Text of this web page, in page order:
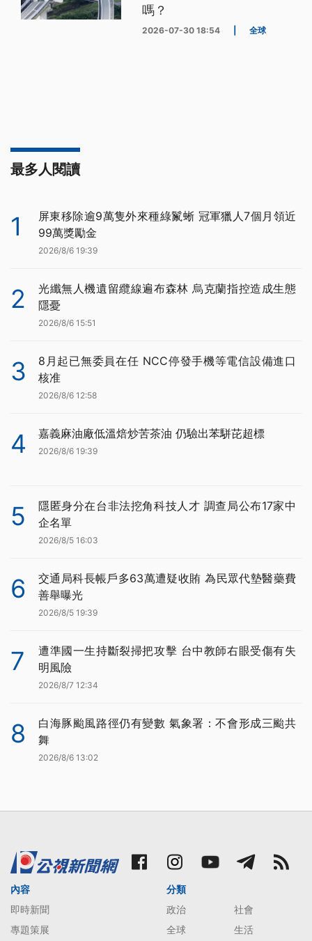
嗎？
2026-07-30 18:54 全球
最多人閱讀
1
屏東移除逾9萬隻外來種綠鬣蜥 冠軍獵人7個月領近
99萬獎勵金
2026/8/6 19:39
2
光纖無人機遺留纜線遍布森林 烏克蘭指控造成生態
隱憂
2026/8/6 15:51
3
8月起已無委員在任 NCC停發手機等電信設備進口
核准
2026/8/6 12:58
4 嘉義麻油廠低溫焙炒苦茶油 仍驗出苯駢芘超標
2026/8/6 19:39
5
隱匿身分在台非法挖角科技人才 調查局公布17家中
企名單
2026/8/5 16:03
6
交通局科長帳戶多63萬遭疑收賄 為民眾代墊醫藥費
善舉曝光
2026/8/5 19:39
7
遭準國一生持斷裂掃把攻擊 台中教師右眼受傷有失
明風險
2026/8/7 12:34
8
白海豚颱風路徑仍有變數 氣象署：不會形成三颱共
舞
2026/8/6 13:02
內容
即時新聞
專題策展
分類
政治
社會
全球
生活